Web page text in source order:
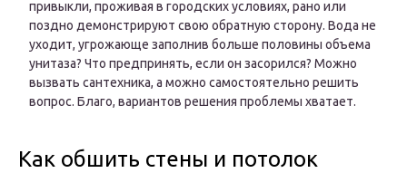
привыкли, проживая в городских условиях, рано или
поздно демонстрируют свою обратную сторону. Вода не
уходит, угрожающе заполнив больше половины объема
унитаза? Что предпринять, если он засорился? Можно
вызвать сантехника, а можно самостоятельно решить
вопрос. Благо, вариантов решения проблемы хватает.
Как обшить стены и потолок